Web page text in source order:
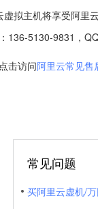
拟主机将享受阿里
136-5130-9831，
击访问阿里云常见售
常见问题
买阿里云虚机/